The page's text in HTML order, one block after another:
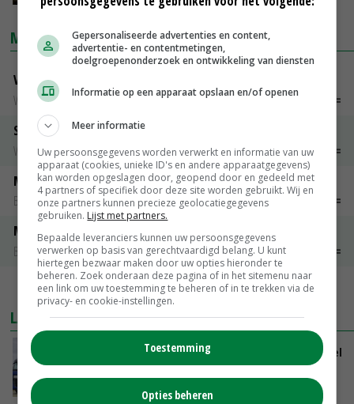
MARKTPRIJZEN
Vleeskuikens Barneveld tot 2000 gr
Weekcijfers
€ 1,09~ € 1,11
Slachtkippen Barneveld Moederdieren (> 3,5 kg)
Weekcijfers
€ 0,85 € 0,00
Maat 48
Barneveld kooieieren
€ 7,15
€ 0,00
Maat 54
Barneveld kooieieren
€ 9,10
MEER MARKTPRIJZEN
LAATSTE NIEUWS
ForFarmers groeit verder en ziet marktaandeel
toenemen
Gepersonaliseerde advertenties en content,
advertentie- en contentmetingen,
doelgroepenonderzoek en ontwikkeling van diensten
Informatie op een apparaat opslaan en/of openen
Meer informatie
Uw persoonsgegevens worden verwerkt en informatie van uw
apparaat (cookies, unieke ID's en andere apparaatgegevens)
kan worden opgeslagen door, geopend door en gedeeld met
4 partners of specifiek door deze site worden gebruikt. Wij en
onze partners kunnen precieze geolocatiegegevens
gebruiken. Lijst met partners.
Bepaalde leveranciers kunnen uw persoonsgegevens
verwerken op basis van gerechtvaardigd belang. U kunt
hiertegen bezwaar maken door uw opties hieronder te
beheren. Zoek onderaan deze pagina of in het sitemenu naar
een link om uw toestemming te beheren of in te trekken via de
privacy- en cookie-instellingen.
Toestemming
Opties beheren